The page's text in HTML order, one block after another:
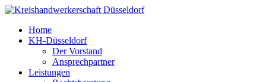
Home
KH-Düsseldorf
Der Vorstand
Ansprechpartner
Leistungen